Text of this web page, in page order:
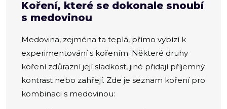
Koření, které se dokonale snoubí
s medovinou
Medovina, zejména ta teplá, přímo vybízí k
experimentování s kořením. Některé druhy
koření zdůrazní její sladkost, jiné přidají příjemný
kontrast nebo zahřejí. Zde je seznam koření pro
kombinaci s medovinou: